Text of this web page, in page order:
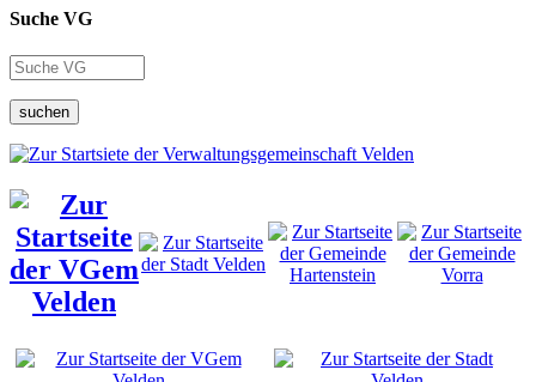
Suche VG
suchen